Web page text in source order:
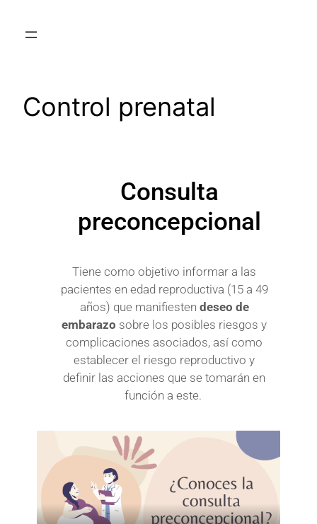
Control prenatal
Consulta
preconcepcional
Tiene como objetivo informar a las
pacientes en edad reproductiva (15 a 49
años) que manifiesten deseo de
embarazo sobre los posibles riesgos y
complicaciones asociados, así como
establecer el riesgo reproductivo y
definir las acciones que se tomarán en
función a este.